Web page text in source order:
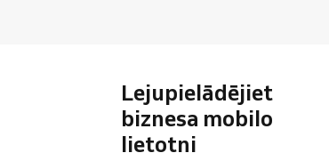
Lejupielādējiet
biznesa mobilo
lietotni